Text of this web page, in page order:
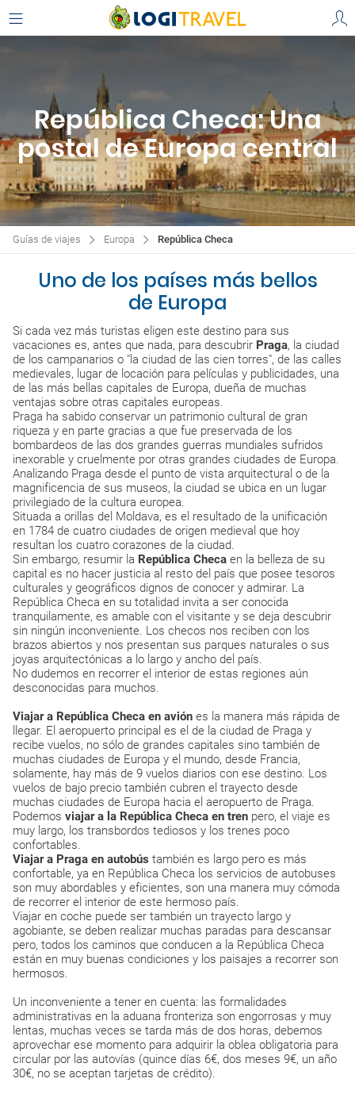
República Checa: Una
postal de Europa central
Guías de viajes Europa República Checa
Uno de los países más bellos
de Europa
Si cada vez más turistas eligen este destino para sus
vacaciones es, antes que nada, para descubrir Praga, la ciudad
de los campanarios o "la ciudad de las cien torres", de las calles
medievales, lugar de locación para películas y publicidades, una
de las más bellas capitales de Europa, dueña de muchas
ventajas sobre otras capitales europeas.
Praga ha sabido conservar un patrimonio cultural de gran
riqueza y en parte gracias a que fue preservada de los
bombardeos de las dos grandes guerras mundiales sufridos
inexorable y cruelmente por otras grandes ciudades de Europa.
Analizando Praga desde el punto de vista arquitectural o de la
magnificencia de sus museos, la ciudad se ubica en un lugar
privilegiado de la cultura europea.
Situada a orillas del Moldava, es el resultado de la unificación
en 1784 de cuatro ciudades de origen medieval que hoy
resultan los cuatro corazones de la ciudad.
Sin embargo, resumir la República Checa en la belleza de su
capital es no hacer justicia al resto del país que posee tesoros
culturales y geográficos dignos de conocer y admirar. La
República Checa en su totalidad invita a ser conocida
tranquilamente, es amable con el visitante y se deja descubrir
sin ningún inconveniente. Los checos nos reciben con los
brazos abiertos y nos presentan sus parques naturales o sus
joyas arquitectónicas a lo largo y ancho del país.
No dudemos en recorrer el interior de estas regiones aún
desconocidas para muchos.
Viajar a República Checa en avión es la manera más rápida de
llegar. El aeropuerto principal es el de la ciudad de Praga y
recibe vuelos, no sólo de grandes capitales sino también de
muchas ciudades de Europa y el mundo, desde Francia,
solamente, hay más de 9 vuelos diarios con ese destino. Los
vuelos de bajo precio también cubren el trayecto desde
muchas ciudades de Europa hacia el aeropuerto de Praga.
Podemos viajar a la República Checa en tren pero, el viaje es
muy largo, los transbordos tediosos y los trenes poco
confortables.
Viajar a Praga en autobús también es largo pero es más
confortable, ya en República Checa los servicios de autobuses
son muy abordables y eficientes, son una manera muy cómoda
de recorrer el interior de este hermoso país.
Viajar en coche puede ser también un trayecto largo y
agobiante, se deben realizar muchas paradas para descansar
pero, todos los caminos que conducen a la República Checa
están en muy buenas condiciones y los paisajes a recorrer son
hermosos.
Un inconveniente a tener en cuenta: las formalidades
administrativas en la aduana fronteriza son engorrosas y muy
lentas, muchas veces se tarda más de dos horas, debemos
aprovechar ese momento para adquirir la oblea obligatoria para
circular por las autovías (quince días 6€, dos meses 9€, un año
30€, no se aceptan tarjetas de crédito).